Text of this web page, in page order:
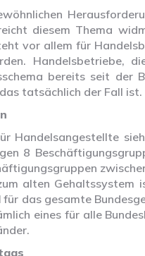
diesem Thema
vor allem für
Handelsbetriebe,
bereits seit der
tatsächlich der Fall ist.
Handelsangestellte
8
alten Gehaltssystem
für das gesamte
eines für alle